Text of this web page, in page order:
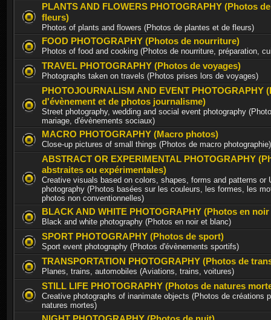
PLANTS AND FLOWERS PHOTOGRAPHY (Photos
fleurs)
Photos of plants and flowers (Photos de plantes et de fleurs)
FOOD PHOTOGRAPHY (Photos de nourriture)
Photos of food and cooking (Photos de nourriture, préparation,
TRAVEL PHOTOGRAPHY (Photos de voyages)
Photographs taken on travels (Photos prises lors de voyages)
PHOTOJOURNALISM AND EVENT PHOTOGRAPHY
d'évènement et de photos journalisme)
Street photography, wedding and social event photography
mariage, d'évènements sociaux)
MACRO PHOTOGRAPHY (Macro photos)
Close-up pictures of small things (Photos de macro photographie)
ABSTRACT OR EXPERIMENTAL PHOTOGRAPHY
abstraites ou expérimentales)
Creative visuals based on colors, shapes, forms and patterns or
photography (Photos basées sur les couleurs, les formes, les
photos non conventionnelles)
BLACK AND WHITE PHOTOGRAPHY (Photos en
Black and white photography (Photos en noir et blanc)
SPORT PHOTOGRAPHY (Photos de sport)
Sport event photography (Photos d'évènements sportifs)
TRANSPORTATION PHOTOGRAPHY (Photos de
Planes, trains, automobiles (Aviations, trains, voitures)
STILL LIFE PHOTOGRAPHY (Photos de natures
Creative photographs of inanimate objects (Photos de créations
natures mortes)